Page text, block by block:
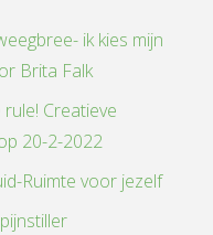
ik kies mijn
Brita Falk
rule! Creatieve
20-2-2022
Ruimte voor jezelf